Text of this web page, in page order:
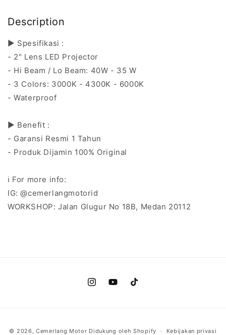
Description
▶️ Spesifikasi :
- 2" Lens LED Projector
- Hi Beam / Lo Beam: 40W - 35 W
- 3 Colors: 3000K - 4300K - 6000K
- Waterproof
▶️ Benefit :
- Garansi Resmi 1 Tahun
- Produk Dijamin 100% Original
ℹ️ For more info:
IG: @cemerlangmotorid
WORKSHOP: Jalan Glugur No 18B, Medan 20112
InstagramYouTubeTikTok
© 2026,Cemerlang Motor Didukung oleh Shopify Kebijakan privasi